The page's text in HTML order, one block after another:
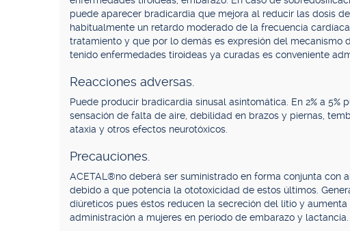
puede aparecer bradicardia que mejora al reducir las dosis
habitualmente un retardo moderado de la frecuencia
tratamiento y que por lo demás es expresión del mecanismo
tenido enfermedades tiroideas ya curadas es conveniente
Reacciones adversas.
Puede producir bradicardia sinusal asintomática. En 2% a 5%
sensación de falta de aire, debilidad en brazos y piernas,
ataxia y otros efectos neurotóxicos.
Precauciones.
ACETAL®no deberá ser suministrado en forma conjunta con
debido a que potencia la ototoxicidad de estos últimos.
diúreticos pues éstos reducen la secreción del litio y
administración a mujeres en período de embarazo y lactancia.